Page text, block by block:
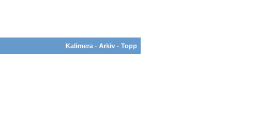
Kalimera - Arkiv - Topp